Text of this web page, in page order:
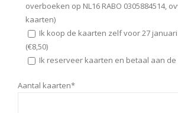
overboeken op NL16 RABO 0305884514,
kaarten)
Ik koop de kaarten zelf voor 27
(€8,50)
Ik reserveer kaarten en betaal aan de
Aantal kaarten*